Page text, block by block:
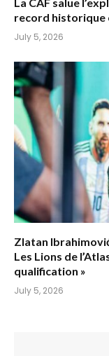
La CAF salue
record historique
July 5, 2026
Zlatan
Les Lions de
qualification »
July 5, 2026